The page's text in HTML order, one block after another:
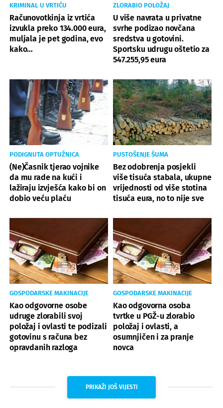
KRIMINAL U VRTIĆU
Računovotkinja iz vrtića
izvukla preko 134.000 eura,
muljala je pet godina, evo
kako…
ZLORABIO POLOŽAJ
U više navrata u privatne
svrhe podizao novčana
sredstva u gotovini.
Sportsku udrugu oštetio za
547.255,95 eura
PODIGNUTA OPTUŽNICA
(Ne)Časnik tjerao vojnike
da mu rade na kući i
lažiraju izvješća kako bi on
dobio veću plaću
PUSTOŠENJE ŠUMA
Bez odobrenja posjekli
više tisuća stabala, ukupne
vrijednosti od više stotina
tisuća eura, no to nije sve
GOSPODARSKE MAKINACIJE
Kao odgovorne osobe
udruge zlorabili svoj
položaj i ovlasti te podizali
gotovinu s računa bez
opravdanih razloga
GOSPODARSKE MAKINACIJE
Kao odgovorna osoba
tvrtke u PGŽ-u zlorabio
položaj i ovlasti, a
osumnjičen i za pranje
novca
PRIKAŽI JOŠ VIJESTI